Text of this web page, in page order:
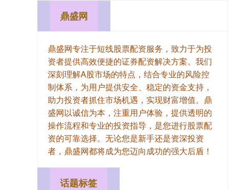
鼎盛网
鼎盛网专注于短线股票配资服务，致力于为投
资者提供高效便捷的证券配资解决方案。我们
深刻理解A股市场的特点，结合专业的风险控
制体系，为用户提供安全、稳定的资金支持，
助力投资者抓住市场机遇，实现财富增值。鼎
盛网以诚信为本，注重用户体验，提供透明的
操作流程和专业的投资指导，是您进行股票配
资的可靠选择。无论您是新手还是资深投资
者，鼎盛网都将成为您迈向成功的强大后盾！
话题标签